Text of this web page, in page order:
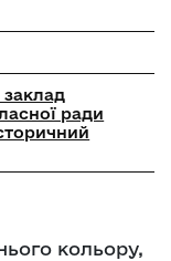
ради
кольору,